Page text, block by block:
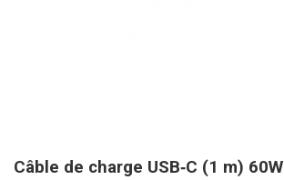
Câble de charge USB‑C (1 m) 60W